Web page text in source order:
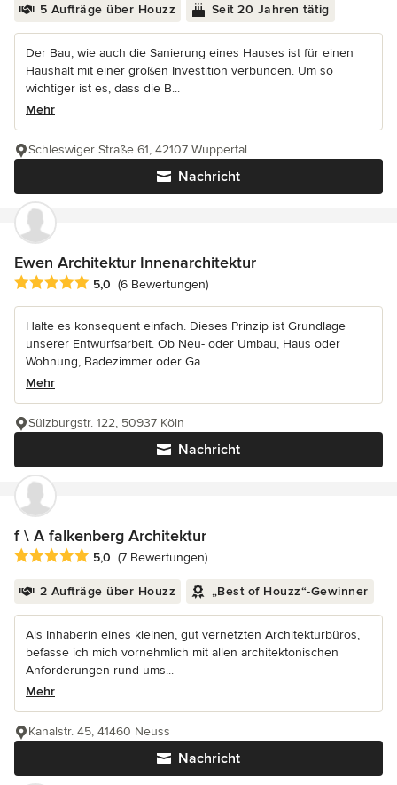
5 Aufträge über Houzz Seit 20 Jahren tätig
Der Bau, wie auch die Sanierung eines Hauses ist für einen
Haushalt mit einer großen Investition verbunden. Um so
wichtiger ist es, dass die B...
Mehr
Nachricht
Schleswiger Straße 61, 42107 Wuppertal
Ewen Architektur Innenarchitektur
Durchschnittliche Bewertung: 5 von 5 Sternen
5,0 (6 Bewertungen)
Halte es konsequent einfach. Dieses Prinzip ist Grundlage
unserer Entwurfsarbeit. Ob Neu- oder Umbau, Haus oder
Wohnung, Badezimmer oder Ga...
Mehr
Nachricht
Sülzburgstr. 122, 50937 Köln
f \ A falkenberg Architektur
Durchschnittliche Bewertung: 5 von 5 Sternen
5,0 (7 Bewertungen)
2 Aufträge über Houzz „Best of Houzz“-Gewinner
Als Inhaberin eines kleinen, gut vernetzten Architekturbüros,
befasse ich mich vornehmlich mit allen architektonischen
Anforderungen rund ums...
Mehr
Nachricht
Kanalstr. 45, 41460 Neuss